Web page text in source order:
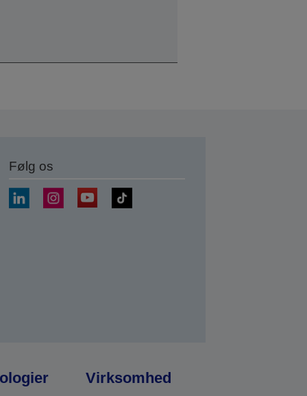
Følg os
Virksomhed